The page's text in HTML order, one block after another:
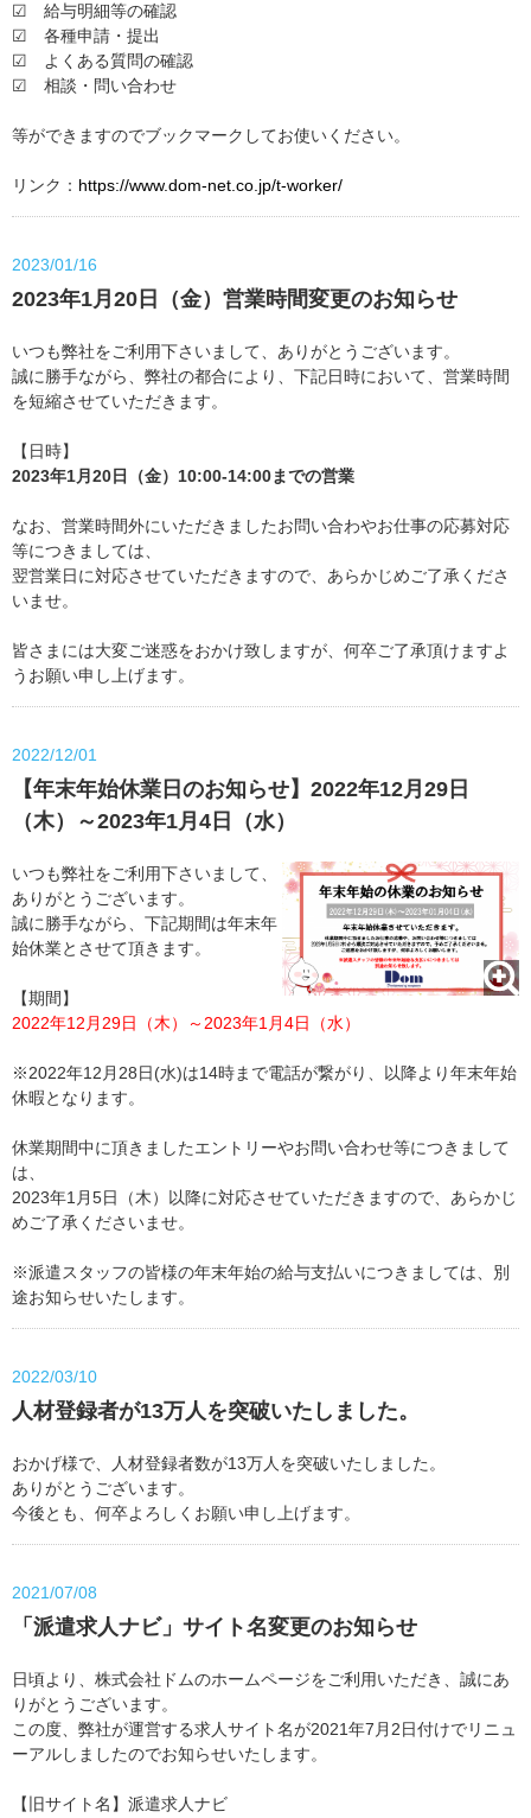
☑ 給与明細等の確認
☑ 各種申請・提出
☑ よくある質問の確認
☑ 相談・問い合わせ
等ができますのでブックマークしてお使いください。
リンク： https://www.dom-net.co.jp/t-worker/
2023/01/16
2023年1月20日（金）営業時間変更のお知らせ
いつも弊社をご利用下さいまして、ありがとうございます。
誠に勝手ながら、弊社の都合により、下記日時において、営業時間
を短縮させていただきます。
【日時】
2023年1月20日（金）10:00-14:00までの営業
なお、営業時間外にいただきましたお問い合わやお仕事の応募対応
等につきましては、
翌営業日に対応させていただきますので、あらかじめご了承くださ
いませ。
皆さまには大変ご迷惑をおかけ致しますが、何卒ご了承頂けますよ
うお願い申し上げます。
2022/12/01
【年末年始休業日のお知らせ】2022年12月29日
（木）～2023年1月4日（水）
いつも弊社をご利用下さいまして、
ありがとうございます。
誠に勝手ながら、下記期間は年末年
始休業とさせて頂きます。
【期間】
2022年12月29日（木）～2023年1月4日（水）
※2022年12月28日(水)は14時まで電話が繋がり、以降より年末年始
休暇となります。
休業期間中に頂きましたエントリーやお問い合わせ等につきまして
は、
2023年1月5日（木）以降に対応させていただきますので、あらかじ
めご了承くださいませ。
※派遣スタッフの皆様の年末年始の給与支払いにつきましては、別
途お知らせいたします。
2022/03/10
人材登録者が13万人を突破いたしました。
おかげ様で、人材登録者数が13万人を突破いたしました。
ありがとうございます。
今後とも、何卒よろしくお願い申し上げます。
2021/07/08
「派遣求人ナビ」サイト名変更のお知らせ
日頃より、株式会社ドムのホームページをご利用いただき、誠にあ
りがとうございます。
この度、弊社が運営する求人サイト名が2021年7月2日付けでリニュ
ーアルしましたのでお知らせいたします。
【旧サイト名】派遣求人ナビ